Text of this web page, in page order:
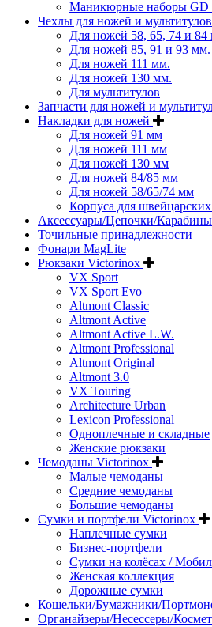
Маникюрные наборы GD
Чехлы для ножей и
Для ножей 58, 65, 74 и 84
Для ножей 85, 91 и 93 мм.
Для ножей 111 мм.
Для ножей 130 мм.
Для мультитулов
Запчасти для ножей и
Накладки для ножей
Для ножей 91 мм
Для ножей 111 мм
Для ножей 130 мм
Для ножей 84/85 мм
Для ножей 58/65/74 мм
Корпуса для швейцарских
Аксессуары/Цепочки/
Точильные принадлежности
Фонари MagLite
Рюкзаки Victorinox
VX Sport
VX Sport Evo
Altmont Classic
Altmont Active
Altmont Active L.W.
Altmont Professional
Altmont Original
Altmont 3.0
VX Touring
Architecture Urban
Lexicon Professional
Одноплечные и складные
Женские рюкзаки
Чемоданы Victorinox
Малые чемоданы
Средние чемоданы
Большие чемоданы
Сумки и портфели Victorinox
Наплечные сумки
Бизнес-портфели
Сумки на колёсах /
Женская коллекция
Дорожные сумки
Кошельки/Бумажники/
Органайзеры/Несессеры/